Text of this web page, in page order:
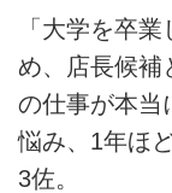
「大学を卒
め、店長候補
の仕事が本当
悩み、1年ほ
3佐。